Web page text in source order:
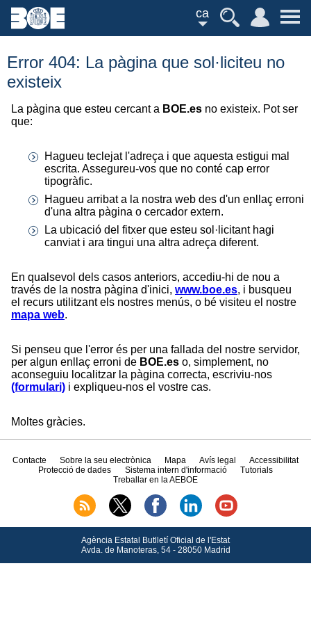
ca
Error 404: La pàgina que sol·liciteu no
existeix
La pàgina que esteu cercant a BOE.es no existeix. Pot ser
que:
Hagueu teclejat l'adreça i que aquesta estigui mal
escrita. Assegureu-vos que no conté cap error
tipogràfic.
Hagueu arribat a la nostra web des d'un enllaç erroni
d'una altra pàgina o cercador extern.
La ubicació del fitxer que esteu sol·licitant hagi
canviat i ara tingui una altra adreça diferent.
En qualsevol dels casos anteriors, accediu-hi de nou a
través de la nostra pàgina d'inici, www.boe.es, i busqueu
el recurs utilitzant els nostres menús, o bé visiteu el nostre
mapa web.
Si penseu que l'error és per una fallada del nostre servidor,
per algun enllaç erroni de BOE.es o, simplement, no
aconseguiu localitzar la pàgina correcta, escriviu-nos
(formulari) i expliqueu-nos el vostre cas.
Moltes gràcies.
Contacte Sobre la seu electrònica Mapa Avís legal
Accessibilitat
Protecció de dades
Sistema intern d'informació
Tutorials
Treballar en la AEBOE
Agència Estatal Butlletí Oficial de l'Estat
Avda.de Manoteras, 54 - 28050 Madrid